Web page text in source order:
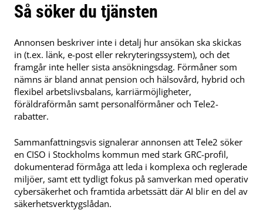
Så söker du tjänsten
Annonsen beskriver inte i detalj hur ansökan ska skickas
in (t.ex. länk, e-post eller rekryteringssystem), och det
framgår inte heller sista ansökningsdag. Förmåner som
nämns är bland annat pension och hälsovård, hybrid och
flexibel arbetslivsbalans, karriärmöjligheter,
föräldraförmån samt personalförmåner och Tele2-
rabatter.
Sammanfattningsvis signalerar annonsen att Tele2 söker
en CISO i Stockholms kommun med stark GRC-profil,
dokumenterad förmåga att leda i komplexa och reglerade
miljöer, samt ett tydligt fokus på samverkan med operativ
cybersäkerhet och framtida arbetssätt där AI blir en del av
säkerhetsverktygslådan.